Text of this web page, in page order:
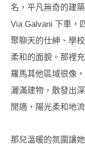
名，平凡無奇的建
Via Galvani 下車，
聚聊天的仕紳、學
柔和的面貌。那裡
羅馬其他區域很像
灑滿建物，散發出
閒適，陽光柔和地
那兒溫暖的氛圍讓